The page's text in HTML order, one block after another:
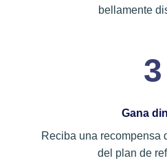
bellamente
3
Gana
Reciba una recompensa
del plan de